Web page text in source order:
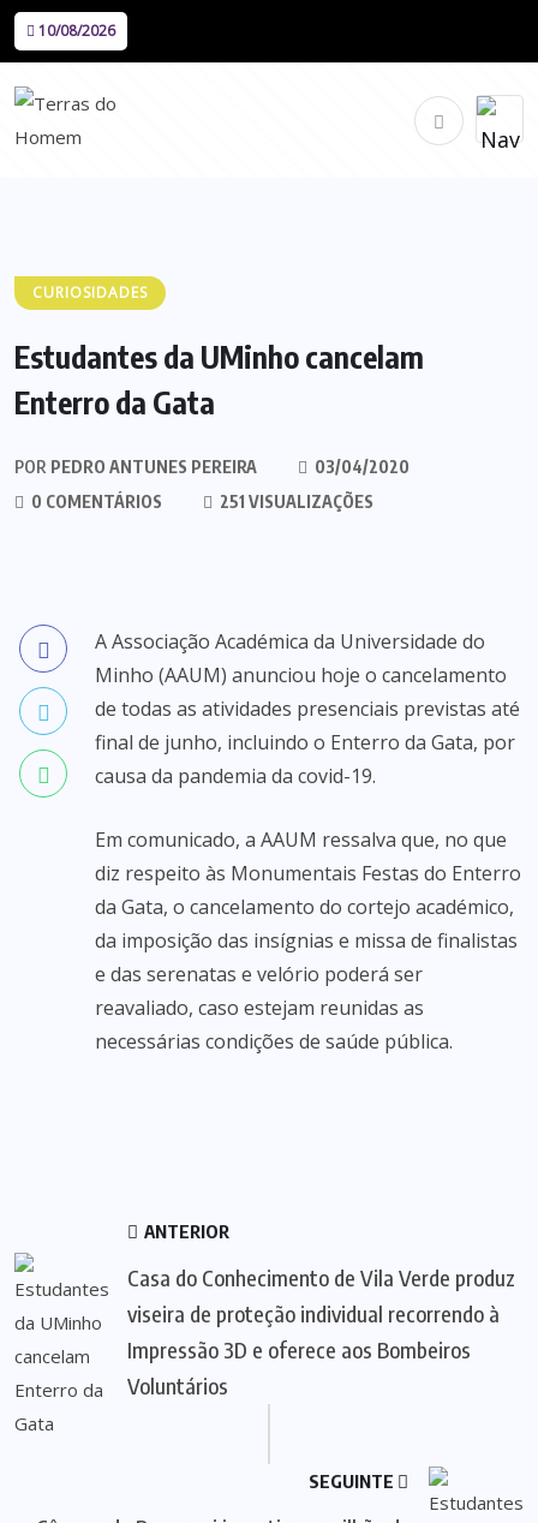
10/08/2026
CURIOSIDADES
Estudantes da UMinho cancelam
Enterro da Gata
POR PEDRO ANTUNES PEREIRA
03/04/2020
0 COMENTÁRIOS
251 VISUALIZAÇÕES
A Associação Académica da Universidade do
Minho (AAUM) anunciou hoje o cancelamento
de todas as atividades presenciais previstas até
final de junho, incluindo o Enterro da Gata, por
causa da pandemia da covid-19.
Em comunicado, a AAUM ressalva que, no que
diz respeito às Monumentais Festas do Enterro
da Gata, o cancelamento do cortejo académico,
da imposição das insígnias e missa de finalistas
e das serenatas e velório poderá ser
reavaliado, caso estejam reunidas as
necessárias condições de saúde pública.
ANTERIOR
Casa do Conhecimento de Vila Verde produz
viseira de proteção individual recorrendo à
Impressão 3D e oferece aos Bombeiros
Voluntários
SEGUINTE